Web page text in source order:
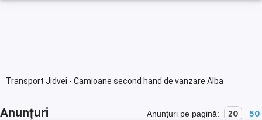
Transport Jidvei - Camioane second hand de vanzare Alba
Anunțuri Anunțuri pe pagină: 20 50